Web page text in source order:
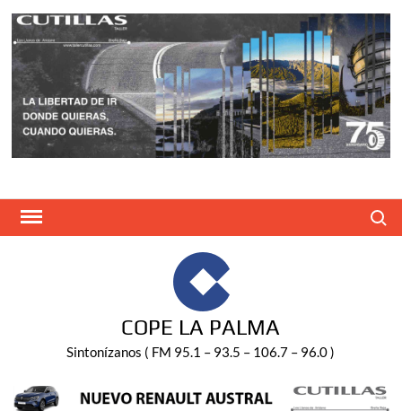
Saltar
contenido
COPE LA PALMA
Sintonízanos ( FM 95.1 – 93.5 – 106.7 – 96.0 )